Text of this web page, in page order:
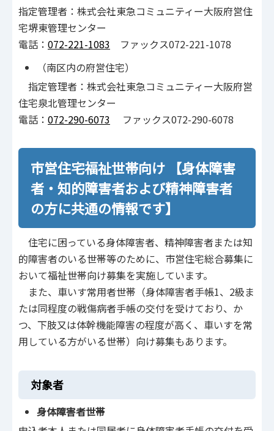
指定管理者：株式会社東急コミュニティー大阪府営住
宅堺東管理センター
電話： 072-221-1083 ファックス072-221-1078
（南区内の府営住宅）
指定管理者：株式会社東急コミュニティー大阪府営
住宅泉北管理センター
電話： 072-290-6073 ファックス072-290-6078
市営住宅福祉世帯向け 【身体障害
者・知的障害者および精神障害者
の方に共通の情報です】
住宅に困っている身体障害者、精神障害者または知
的障害者のいる世帯等のために、市営住宅総合募集に
おいて福祉世帯向け募集を実施しています。
また、車いす常用者世帯（身体障害者手帳1、2級ま
たは同程度の戦傷病者手帳の交付を受けており、か
つ、下肢又は体幹機能障害の程度が高く、車いすを常
用している方がいる世帯）向け募集もあります。
対象者
身体障害者世帯